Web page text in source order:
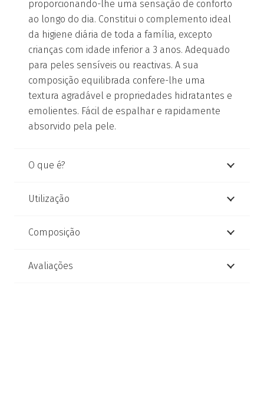
proporcionando-lhe uma sensação de conforto
ao longo do dia. Constitui o complemento ideal
da higiene diária de toda a família, excepto
crianças com idade inferior a 3 anos. Adequado
para peles sensíveis ou reactivas. A sua
composição equilibrada confere-lhe uma
textura agradável e propriedades hidratantes e
emolientes. Fácil de espalhar e rapidamente
absorvido pela pele.
O que é?
Utilização
Composição
Avaliações